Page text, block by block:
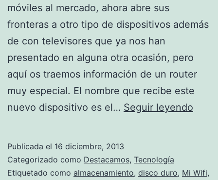
móviles al mercado, ahora abre sus
fronteras a otro tipo de dispositivos además
de con televisores que ya nos han
presentado en alguna otra ocasión, pero
aquí os traemos información de un router
muy especial. El nombre que recibe este
nuevo dispositivo es el… Seguir leyendo
Wifi
Publicada el 16 diciembre, 2013
Categorizado como Destacamos, Tecnología
Etiquetado como almacenamiento, disco duro, Mi Wifi,